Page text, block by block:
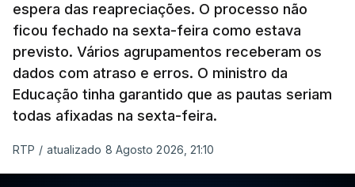
espera das reapreciações. O processo não
ficou fechado na sexta-feira como estava
previsto. Vários agrupamentos receberam os
dados com atraso e erros. O ministro da
Educação tinha garantido que as pautas seriam
todas afixadas na sexta-feira.
RTP / atualizado 8 Agosto 2026, 21:10